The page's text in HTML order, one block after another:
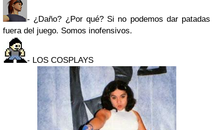
- ¿Daño? ¿Por qué? Si no podemos dar patadas
fuera del juego. Somos inofensivos.
- LOS COSPLAYS